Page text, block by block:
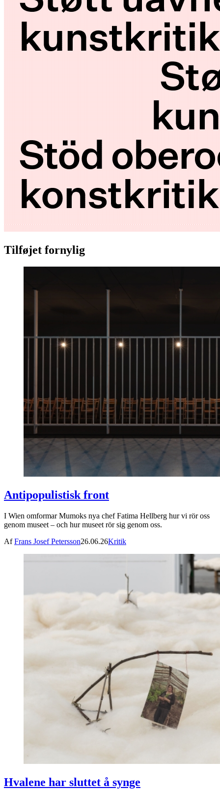
Tilføjet fornylig
Antipopulistisk front
I Wien omformar Mumoks nya chef Fatima Hellberg hur vi rör oss
genom museet – och hur museet rör sig genom oss.
AfFrans Josef Petersson26.06.26Kritik
Hvalene har sluttet å synge